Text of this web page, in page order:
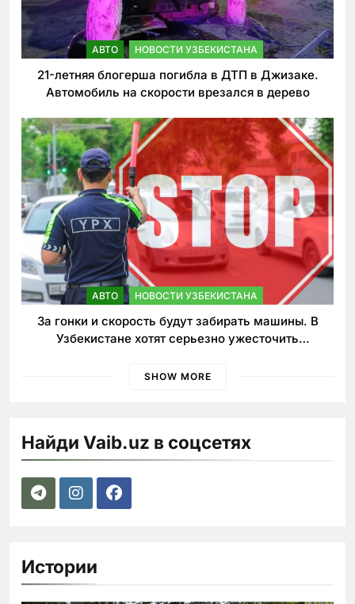
АВТО НОВОСТИ УЗБЕКИСТАНА
21-летняя блогерша погибла в ДТП в Джизаке.
Автомобиль на скорости врезался в дерево
АВТО НОВОСТИ УЗБЕКИСТАНА
За гонки и скорость будут забирать машины. В
Узбекистане хотят серьезно ужесточить
SHOW MORE
Найди Vaib.uz в соцсетях
Истории